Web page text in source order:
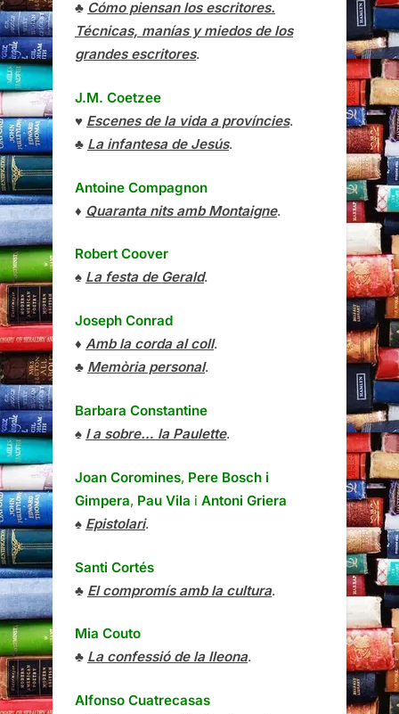
♣ Cómo piensan los escritores.
Técnicas, manías y miedos de los
grandes escritores.
J.M. Coetzee
♥ Escenes de la vida a províncies.
♣ La infantesa de Jesús.
Antoine Compagnon
♦ Quaranta nits amb Montaigne.
Robert Coover
♠ La festa de Gerald.
Joseph Conrad
♦ Amb la corda al coll.
♣ Memòria personal.
Barbara Constantine
♠ I a sobre… la Paulette.
Joan Coromines, Pere Bosch i
Gimpera, Pau Vila i Antoni Griera
♠ Epistolari.
Santi Cortés
♣ El compromís amb la cultura.
Mia Couto
♣ La confessió de la lleona.
Alfonso Cuatrecasas